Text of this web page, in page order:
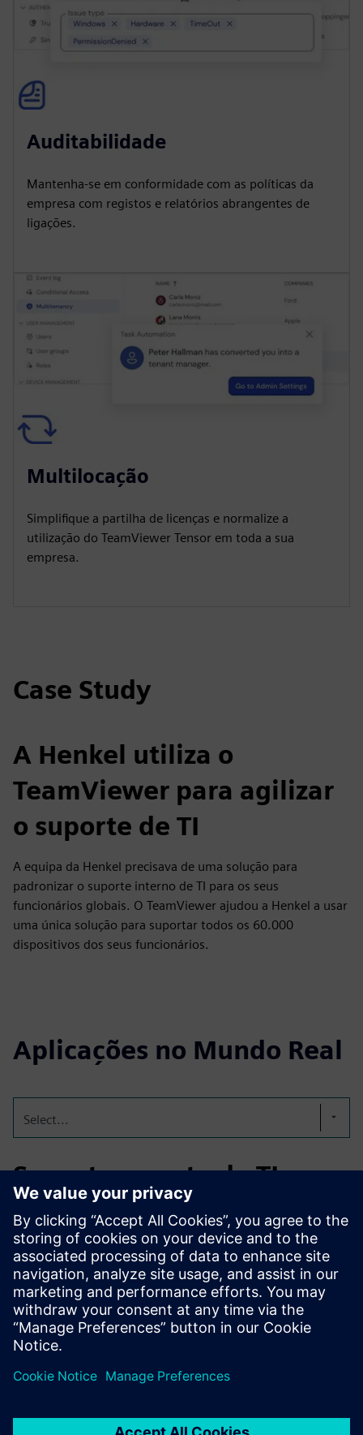
Auditabilidade
Mantenha-se em conformidade com as políticas da
empresa com registos e relatórios abrangentes de
ligações.
Multilocação
Simplifique a partilha de licenças e normalize a
utilização do TeamViewer Tensor em toda a sua
empresa.
Case Study
A Henkel utiliza o
TeamViewer para agilizar
o suporte de TI
A equipa da Henkel precisava de uma solução para
padronizar o suporte interno de TI para os seus
funcionários globais. O TeamViewer ajudou a Henkel a usar
uma única solução para suportar todos os 60.000
dispositivos dos seus funcionários.
Aplicações no Mundo Real
Select...
Suporte remoto de TI
A tecnologia está a ficar complexa. Com a natureza
acelerada dos negócios diários, é importante que as
empresas capacitem todas as partes interessadas na cadeia
de valor com as soluções certas para reduzir o tempo de
inatividade, garantir a continuidade dos negócios e
melhorar a produtividade geral.